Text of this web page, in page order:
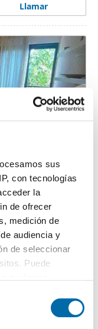
sus
con tecnologías
la
de ofrecer
medición de
audiencia y
de seleccionar
Puede
Llamar
Llamar
Máx. 10km